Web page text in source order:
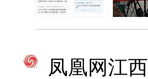
凤凰网江西